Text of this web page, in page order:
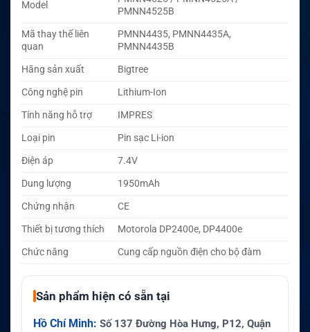
Model
PMNN4525B
Mã thay thế liên
quan
PMNN4435, PMNN4435A,
PMNN4435B
Hãng sản xuất
Bigtree
Công nghệ pin
Lithium-Ion
Tính năng hỗ trợ
IMPRES
Loại pin
Pin sạc Li-ion
Điện áp
7.4V
Dung lượng
1950mAh
Chứng nhận
CE
Thiết bị tương thích
Motorola DP2400e, DP4400e
Chức năng
Cung cấp nguồn điện cho bộ đàm
Sản phẩm hiện có sẵn tại
Hồ Chí Minh: Số 137 Đường Hòa Hưng, P12, Quận